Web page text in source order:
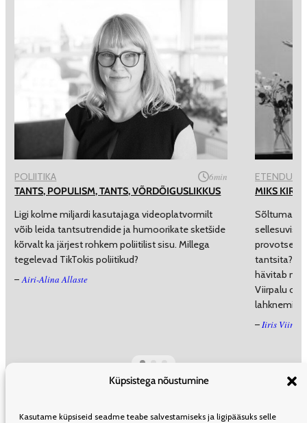
Küpsistega nõustumine
Kasutame küpsiseid seadme teabe salvestamiseks ja ligipääsuks selle
POLIITIKA 6min
TANTS, POPULISM, TANTS, VÕRDÕIGUSLIKKUS
Ligi kolme miljardi kasutajaga videoplatvormilt
võib leida tantsutrendide ja humoorikate sketšide
kõrvalt ka järjest rohkem poliitilist sisu. Millega
tegelevad TikTokis poliitikud?
– Airi-Alina Allaste
MIKS
Sõltumatu
sellesuvisel
tantsita?”.
hävitab
Viirpalu
– Iiris
ÜLDINFOTOIMETUSKAASAUTORLUSESTREKLAAMLEVI